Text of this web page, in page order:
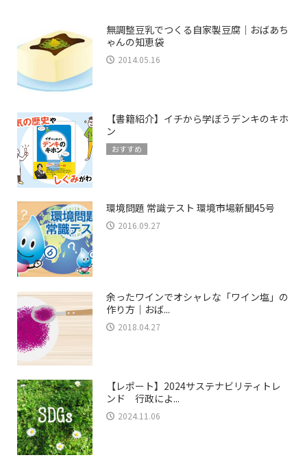
無調整豆乳でつくる自家製豆腐｜おばあち
ゃんの知恵袋
2014.05.16
【書籍紹介】イチから学ぼうデンキのキホ
ン
おすすめ
環境問題 常識テスト 環境市場新聞45号
2016.09.27
余ったワインでオシャレな「ワイン塩」の
作り方｜おば...
2018.04.27
【レポート】2024サステナビリティトレ
ンド 行政によ...
2024.11.06